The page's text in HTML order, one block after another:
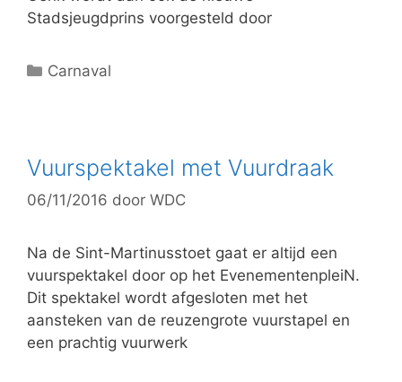
Stadsjeugdprins voorgesteld door
C
g
r
e
ë
n
Carnaval
Vuurspektakel met Vuurdraak
06/11/2016 door WDC
Na de Sint-Martinusstoet gaat er altijd een
vuurspektakel door op het EvenementenpleiN.
Dit spektakel wordt afgesloten met het
aansteken van de reuzengrote vuurstapel en
een prachtig vuurwerk